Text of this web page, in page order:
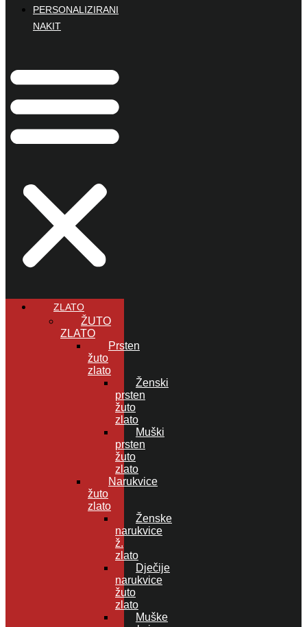
PERSONALIZIRANI
NAKIT
ZLATO
ŽUTO
ZLATO
Prsten
žuto
zlato
Ženski
prsten
žuto
zlato
Muški
prsten
žuto
zlato
Narukvice
žuto
zlato
Ženske
narukvice
ž.
zlato
Dječije
narukvice
žuto
zlato
Muške